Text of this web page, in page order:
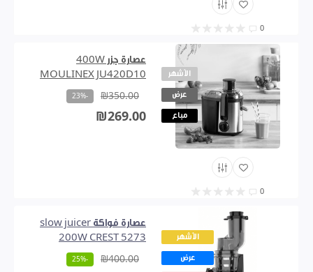
0
الأشهر
عرض
مباع
0
عصارة جزر 400W
MOULINEX JU420D10
₪350.00
-23%
₪269.00
الأشهر
عرض
عصارة فواكة slow juicer
200W CREST 5273
₪400.00
-25%